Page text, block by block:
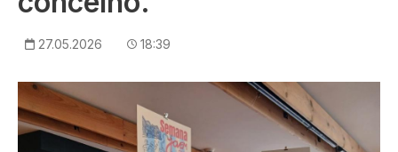
27.05.2026 18:39
Imagem